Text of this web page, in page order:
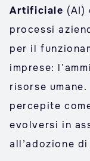
Artificiale (AI)
processi
per il
imprese:
risorse
percepite
evolversi in
all’adozione